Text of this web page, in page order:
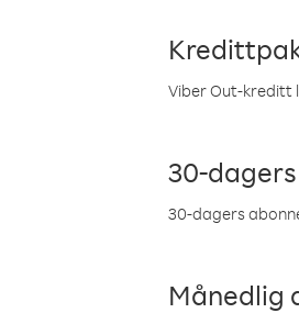
Viber Out-kreditt
30-
30-dagers
Månedlig